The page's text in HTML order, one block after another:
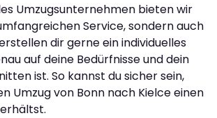
Umzugsunternehmen bieten wir
Service, sondern auch
dir gerne ein individuelles
auf deine Bedürfnisse und dein
ist. So kannst du sicher sein,
Umzug von Bonn nach Kielce einen